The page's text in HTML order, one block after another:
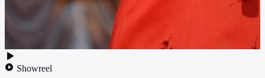
Showreel